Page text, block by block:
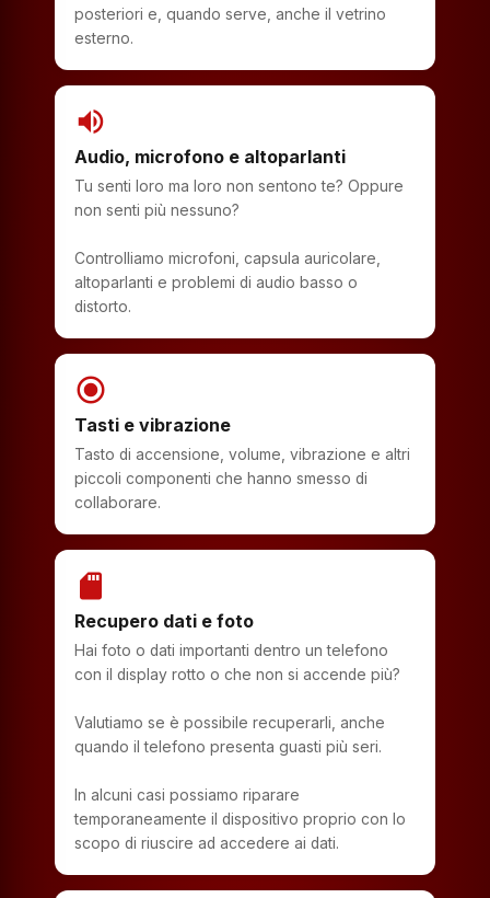
posteriori e, quando serve, anche il vetrino
esterno.
volume_up
Audio, microfono e altoparlanti
Tu senti loro ma loro non sentono te? Oppure
non senti più nessuno?
Controlliamo microfoni, capsula auricolare,
altoparlanti e problemi di audio basso o
distorto.
radio_button_checked
Tasti e vibrazione
Tasto di accensione, volume, vibrazione e altri
piccoli componenti che hanno smesso di
collaborare.
sd_storage
Recupero dati e foto
Hai foto o dati importanti dentro un telefono
con il display rotto o che non si accende più?
Valutiamo se è possibile recuperarli, anche
quando il telefono presenta guasti più seri.
In alcuni casi possiamo riparare
temporaneamente il dispositivo proprio con lo
scopo di riuscire ad accedere ai dati.